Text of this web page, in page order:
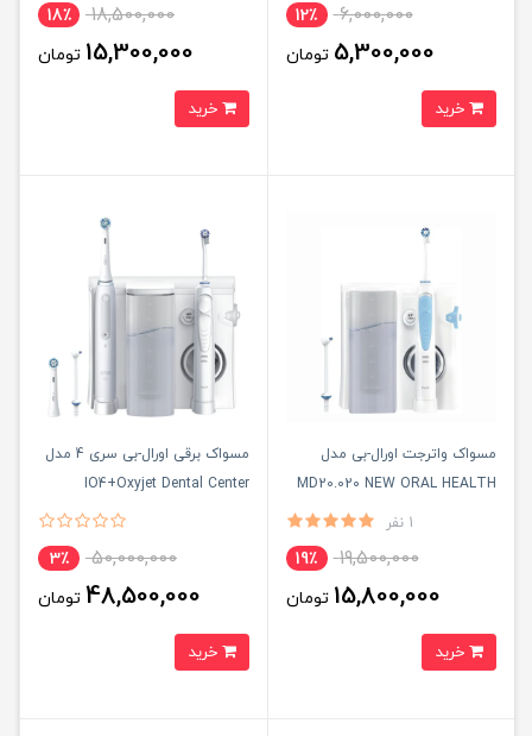
6,000,000 12٪
5,300,000 تومان
18,500,000 18٪
15,300,000 تومان
خرید
مسواک واترجت اورال-بی مدل
MD20.020 NEW ORAL HEALTH
1 نفر
19,500,000 19٪
15,800,000 تومان
مسواک برقی اورال-بی سری 4 مدل
IO4+Oxyjet Dental Center
50,000,000 3٪
48,500,000 تومان
خرید